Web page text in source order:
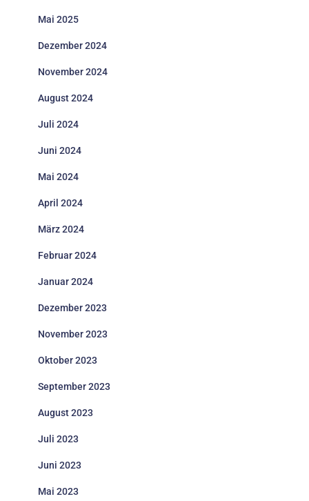
Mai 2025
Dezember 2024
November 2024
August 2024
Juli 2024
Juni 2024
Mai 2024
April 2024
März 2024
Februar 2024
Januar 2024
Dezember 2023
November 2023
Oktober 2023
September 2023
August 2023
Juli 2023
Juni 2023
Mai 2023